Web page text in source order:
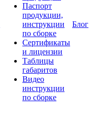
Паспорт
продукции,
инструкции
по сборке
Сертификаты
и лицензии
Таблицы
габаритов
Видео
инструкции
по сборке
Блог